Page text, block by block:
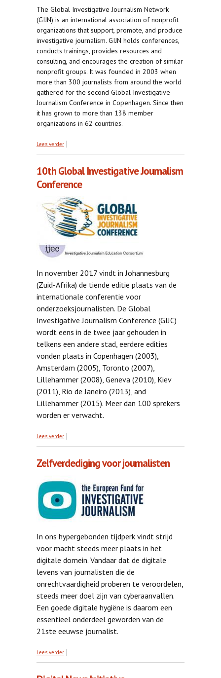
The Global Investigative Journalism Network
(GIJN) is an international association of nonprofit
organizations that support, promote, and produce
investigative journalism. GIJN holds conferences,
conducts trainings, provides resources and
consulting, and encourages the creation of similar
nonprofit groups. It was founded in 2003 when
more than 300 journalists from around the world
gathered for the second Global Investigative
Journalism Conference in Copenhagen. Since then
it has grown to more than 138 member
organizations in 62 countries.
Lees verder over Global Investigative Journalism Network -
10th Global Investigative Journalism
Conference
In november 2017 vindt in Johannesburg
(Zuid-Afrika) de tiende editie plaats van de
internationale conferentie voor
onderzoeksjournalisten. De Global
Investigative Journalism Conference (GIJC)
wordt eens in de twee jaar gehouden in
telkens een andere stad, eerdere edities
vonden plaats in Copenhagen (2003),
Amsterdam (2005), Toronto (2007),
Lillehammer (2008), Geneva (2010), Kiev
(2011), Rio de Janeiro (2013), and
Lillehammer (2015). Meer dan 100 sprekers
worden er verwacht.
Lees verder over 10th Global Investigative Journalism
Zelfverdediging voor journalisten
In ons hypergebonden tijdperk vindt strijd
voor macht steeds meer plaats in het
digitale domein. Vandaar dat de digitale
levens van journalisten die de
onrechtvaardigheid proberen te veroordelen,
steeds meer doel zijn van cyberaanvallen.
Een goede digitale hygiëne is daarom een ​​
essentieel onderdeel geworden van de
21ste eeuwse journalist.
Lees verder over Zelfverdediging voor journalisten